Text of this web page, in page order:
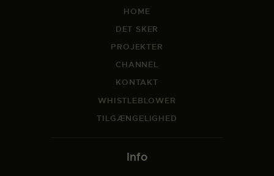
HOME
DET SKER
PROJEKTER
CHANNEL
KONTAKT
WHISTLEBLOWER
TILGÆNGELIGHED
Info